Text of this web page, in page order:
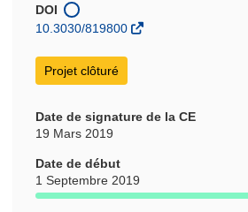
nouvelle
fenêtre)
DOI
10.3030/819800
Projet clôturé
Date de signature de la CE
19 Mars 2019
Date de début
1 Septembre 2019